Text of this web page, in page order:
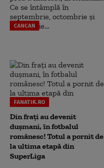
CANCAN
FANATIK.RO
Din frați au devenit
dușmani, în fotbalul
românesc! Totul a pornit de
la ultima etapă din
SuperLiga